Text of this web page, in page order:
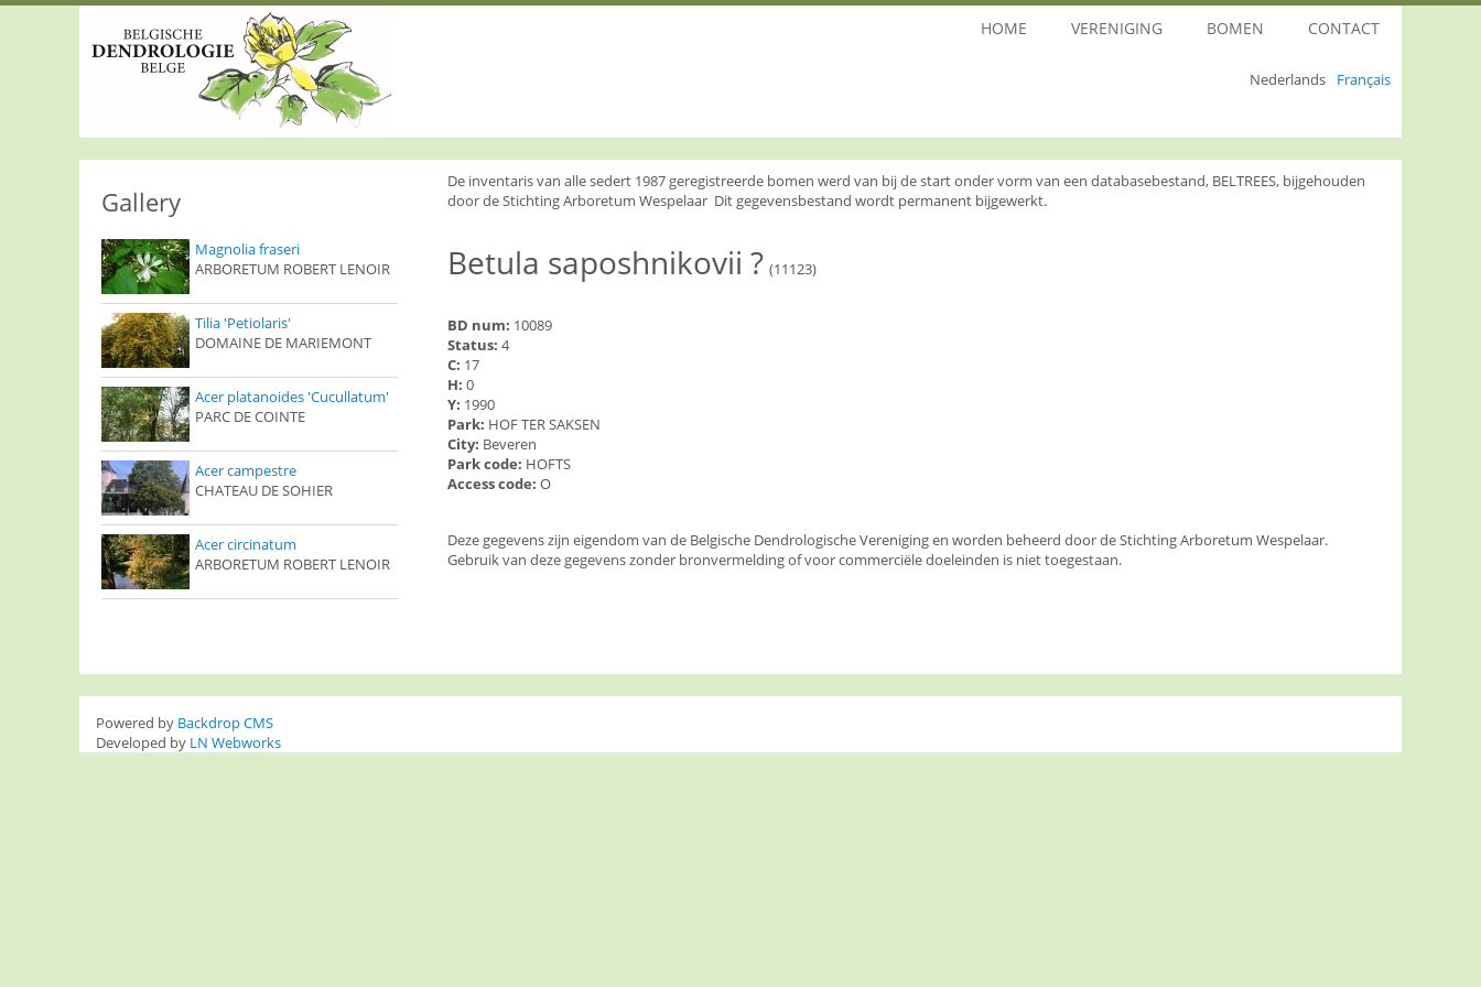
Nederlands Français
HOME VERENIGING BOMEN CONTACT
De inventaris van alle sedert 1987 geregistreerde bomen werd van bij de start onder vorm van een databasebestand, BELTREES, bijgehouden
door de Stichting Arboretum Wespelaar Dit gegevensbestand wordt permanent bijgewerkt.
Betula saposhnikovii ? (11123)
BD num: 10089
Status: 4
C: 17
H: 0
Y: 1990
Park: HOF TER SAKSEN
City: Beveren
Park code: HOFTS
Access code: O
Deze gegevens zijn eigendom van de Belgische Dendrologische Vereniging en worden beheerd door de Stichting Arboretum Wespelaar.
Gebruik van deze gegevens zonder bronvermelding of voor commerciële doeleinden is niet toegestaan.
Gallery
Magnolia fraseri
ARBORETUM ROBERT LENOIR
Tilia 'Petiolaris'
DOMAINE DE MARIEMONT
Acer platanoides 'Cucullatum'
PARC DE COINTE
Acer campestre
CHATEAU DE SOHIER
Acer circinatum
ARBORETUM ROBERT LENOIR
Powered by Backdrop CMS
Developed by LN Webworks